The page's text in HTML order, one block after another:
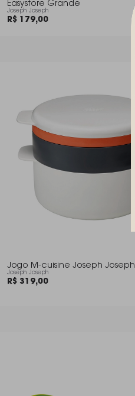
Easystore Grande
Joseph Joseph
R$ 179,00
Jogo M-cuisine Joseph Joseph
Joseph Joseph
R$ 319,00